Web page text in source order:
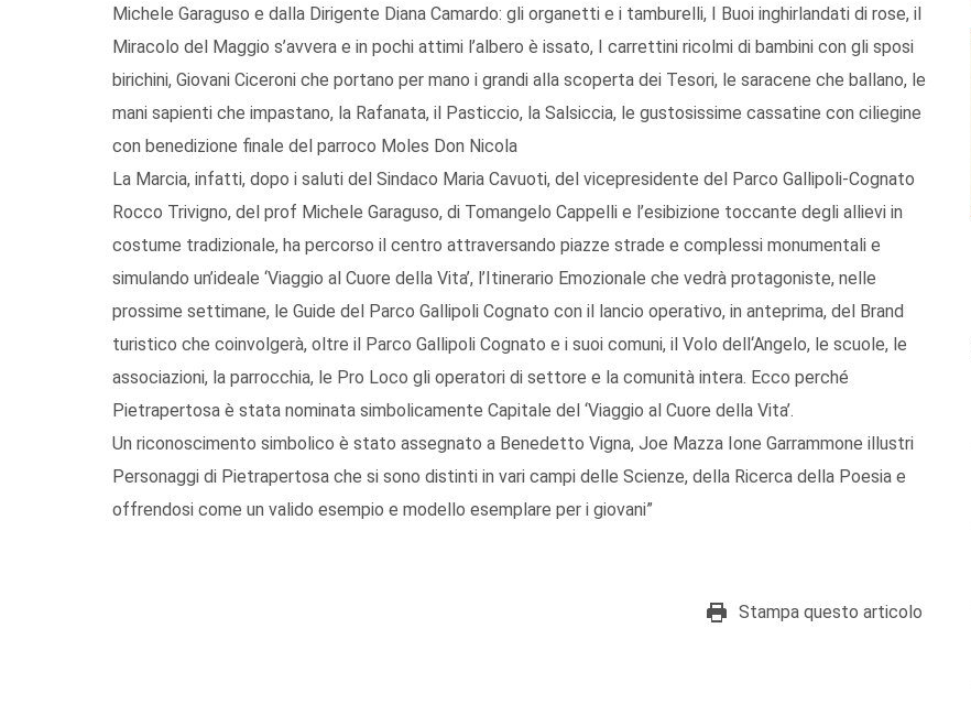
Michele Garaguso e dalla Dirigente Diana Camardo: gli organetti e i tamburelli, I Buoi inghirlandati di rose, il
Miracolo del Maggio s’avvera e in pochi attimi l’albero è issato, I carrettini ricolmi di bambini con gli sposi
birichini, Giovani Ciceroni che portano per mano i grandi alla scoperta dei Tesori, le saracene che ballano, le
mani sapienti che impastano, la Rafanata, il Pasticcio, la Salsiccia, le gustosissime cassatine con ciliegine
con benedizione finale del parroco Moles Don Nicola
La Marcia, infatti, dopo i saluti del Sindaco Maria Cavuoti, del vicepresidente del Parco Gallipoli-Cognato
Rocco Trivigno, del prof Michele Garaguso, di Tomangelo Cappelli e l’esibizione toccante degli allievi in
costume tradizionale, ha percorso il centro attraversando piazze strade e complessi monumentali e
simulando un’ideale ‘Viaggio al Cuore della Vita’, l’Itinerario Emozionale che vedrà protagoniste, nelle
prossime settimane, le Guide del Parco Gallipoli Cognato con il lancio operativo, in anteprima, del Brand
turistico che coinvolgerà, oltre il Parco Gallipoli Cognato e i suoi comuni, il Volo dell‘Angelo, le scuole, le
associazioni, la parrocchia, le Pro Loco gli operatori di settore e la comunità intera. Ecco perché
Pietrapertosa è stata nominata simbolicamente Capitale del ‘Viaggio al Cuore della Vita’.
Un riconoscimento simbolico è stato assegnato a Benedetto Vigna, Joe Mazza Ione Garrammone illustri
Personaggi di Pietrapertosa che si sono distinti in vari campi delle Scienze, della Ricerca della Poesia e
offrendosi come un valido esempio e modello esemplare per i giovani”
Stampa questo articolo